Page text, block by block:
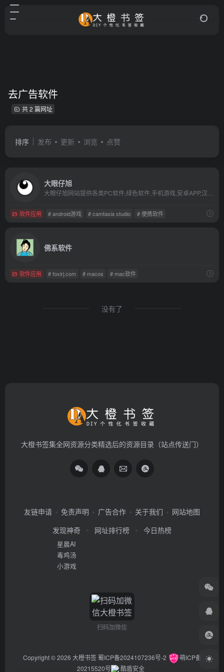
去广告软件
共 2 篇网址
排序 发布 更新 浏览 点赞
大眼仔旭
软件应用 # android游戏 # camtasia studio # 便携软件
佛系软件
软件应用 # foxirj.com # macos # mac软件
没有了
大橙书签集全网资源分类精选后的资源目录（站点传送门）
友链申请 免责声明 广告合作 关于我们
网站地图
发现神奇
星晨AI
毒鸡汤
小游戏
网址排行榜 今日热榜
扫码加微信
Copyright © 2026 大橙书签 蜀ICP备2024107236号-2
萌ICP备
20215520号
酷盾安全